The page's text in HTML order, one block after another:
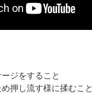
ジをすること
押し流す様に揉むこと